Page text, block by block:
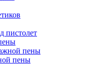
пистолет
пены
пены